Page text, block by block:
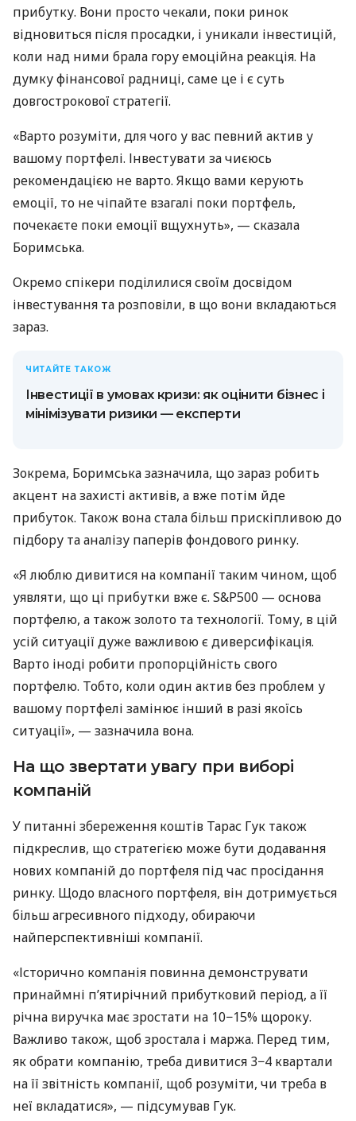
прибутку. Вони просто чекали, поки ринок
відновиться після просадки, і уникали інвестицій,
коли над ними брала гору емоційна реакція. На
думку фінансової радниці, саме це і є суть
довгострокової стратегії.
«Варто розуміти, для чого у вас певний актив у
вашому портфелі. Інвестувати за чиєюсь
рекомендацією не варто. Якщо вами керують
емоції, то не чіпайте взагалі поки портфель,
почекаєте поки емоції вщухнуть», — сказала
Боримська.
Окремо спікери поділилися своїм досвідом
інвестування та розповіли, в що вони вкладаються
зараз.
ЧИТАЙТЕ ТАКОЖ
Інвестиції в умовах кризи: як оцінити бізнес і
мінімізувати ризики — експерти
Зокрема, Боримська зазначила, що зараз робить
акцент на захисті активів, а вже потім йде
прибуток. Також вона стала більш прискіпливою до
підбору та аналізу паперів фондового ринку.
«Я люблю дивитися на компанії таким чином, щоб
уявляти, що ці прибутки вже є. S&P500 — основа
портфелю, а також золото та технології. Тому, в цій
усій ситуації дуже важливою є диверсифікація.
Варто іноді робити пропорційність свого
портфелю. Тобто, коли один актив без проблем у
вашому портфелі замінює інший в разі якоїсь
ситуації», — зазначила вона.
На що звертати увагу при виборі
компаній
У питанні збереження коштів Тарас Гук також
підкреслив, що стратегією може бути додавання
нових компаній до портфеля під час просідання
ринку. Щодо власного портфеля, він дотримується
більш агресивного підходу, обираючи
найперспективніші компанії.
«Історично компанія повинна демонструвати
принаймні п’ятирічний прибутковий період, а її
річна виручка має зростати на 10−15% щороку.
Важливо також, щоб зростала і маржа. Перед тим,
як обрати компанію, треба дивитися 3−4 квартали
на її звітність компанії, щоб розуміти, чи треба в
неї вкладатися», — підсумував Гук.